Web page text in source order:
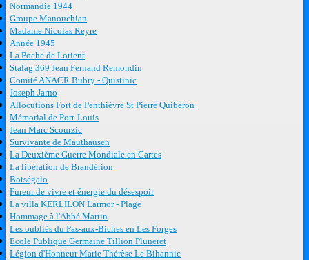
Normandie 1944
Groupe Manouchian
Madame Nicolas Reyre
Année 1945
La Poche de Lorient
Stalag 369 Jean Fernand Remondin
Comité ANACR Bubry - Quistinic
Joseph Jarno
Allocutions Fort de Penthièvre St Pierre Quiberon
Mémorial de Port-Louis
Jean Marc Scourzic
Survivante de Mauthausen
La Deuxième Guerre Mondiale en Cartes
La libération de Brandérion
Botségalo
Fureur de vivre et énergie du désespoir
La villa KERLILON Larmor - Plage
Hommage à l'Abbé Martin
Les oubliés du Pas-aux-Biches en Les Forges
Ecole Publique Germaine Tillion Pluneret
Légion d'Honneur Marie Thérèse Le Bihannic